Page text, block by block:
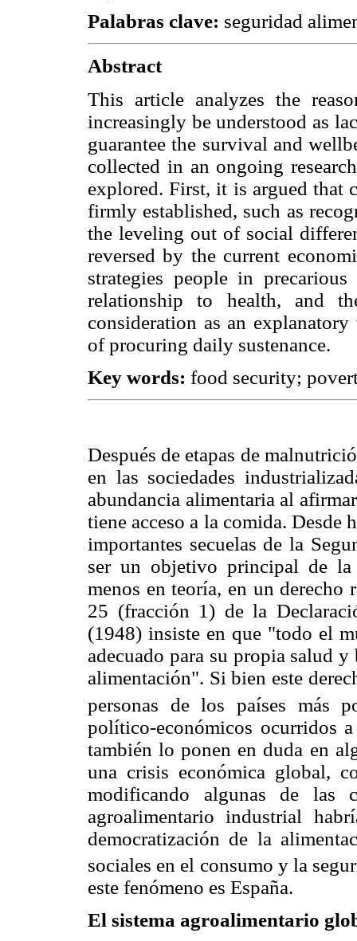
Palabras clave: seguridad
Abstract
This article analyzes the
increasingly be understood as
guarantee the survival and
collected in an ongoing
explored. First, it is argued that
firmly established, such as
the leveling out of social
reversed by the current
strategies people in
relationship to health, and
consideration as an
of procuring daily sustenance.
Key words: food security;
Después de etapas de
en las sociedades
abundancia alimentaria al
tiene acceso a la comida. Desde
importantes secuelas de la
ser un objetivo principal de la
menos en teoría, en un
25 (fracción 1) de la
(1948) insiste en que "todo el
adecuado para su propia salud
alimentación". Si bien este
personas de los países más
político-económicos ocurridos
también lo ponen en duda en
una crisis económica global,
modificando algunas de las
agroalimentario industrial
democratización de la
sociales en el consumo y la
este fenómeno es España.
El sistema agroalimentario